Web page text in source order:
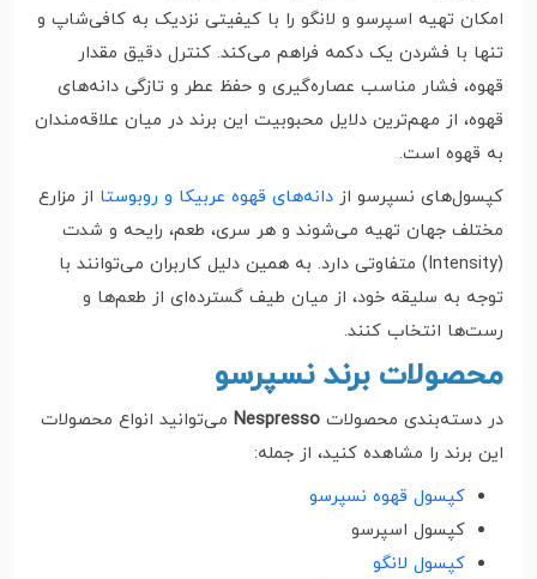
امکان تهیه اسپرسو و لانگو را با کیفیتی نزدیک به کافی‌شاپ و
تنها با فشردن یک دکمه فراهم می‌کند. کنترل دقیق مقدار
قهوه، فشار مناسب عصاره‌گیری و حفظ عطر و تازگی دانه‌های
قهوه، از مهم‌ترین دلایل محبوبیت این برند در میان علاقه‌مندان
به قهوه است.
کپسول‌های نسپرسو از دانه‌های قهوه عربیکا و روبوستا از مزارع
مختلف جهان تهیه می‌شوند و هر سری، طعم، رایحه و شدت
(Intensity) متفاوتی دارد. به همین دلیل کاربران می‌توانند با
توجه به سلیقه خود، از میان طیف گسترده‌ای از طعم‌ها و
رست‌ها انتخاب کنند.
محصولات برند نسپرسو
در دسته‌بندی محصولات Nespresso می‌توانید انواع محصولات
این برند را مشاهده کنید، از جمله:
کپسول قهوه نسپرسو
کپسول اسپرسو
کپسول لانگو